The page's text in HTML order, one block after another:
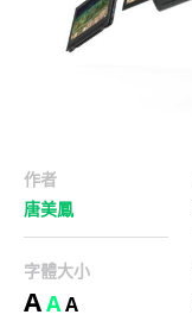
作者
唐美鳳
字體大小
AAA